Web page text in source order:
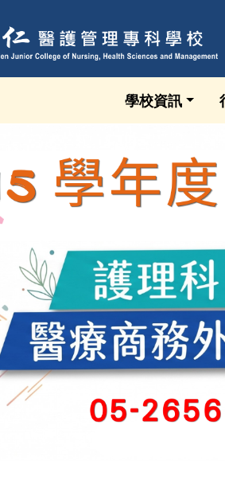
學校資訊